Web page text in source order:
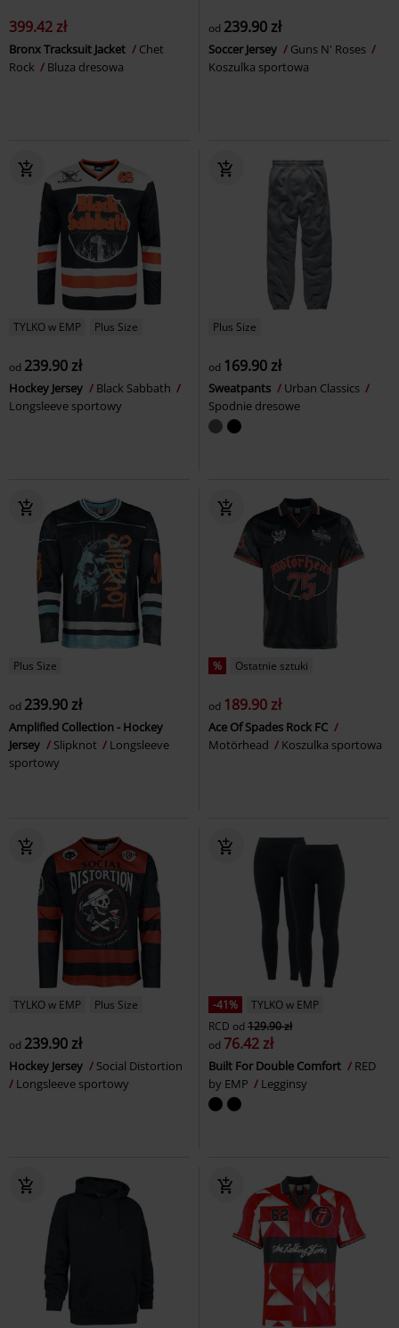
399.42 zł
Bronx Tracksuit Jacket
Chet
Rock
Bluza dresowa
od 239.90 zł
Soccer Jersey
Guns N' Roses
Koszulka sportowa
TYLKO w EMP Plus Size
od 239.90 zł
Hockey Jersey
Black Sabbath
Longsleeve sportowy
Plus Size
od 169.90 zł
Sweatpants
Urban Classics
Spodnie dresowe
Plus Size
od 239.90 zł
Amplified Collection - Hockey
Jersey
Slipknot
Longsleeve
sportowy
% Ostatnie sztuki
od 189.90 zł
Ace Of Spades Rock FC
Motörhead
Koszulka sportowa
TYLKO w EMP Plus Size
od 239.90 zł
Hockey Jersey
Social Distortion
Longsleeve sportowy
-41%
TYLKO w EMP
RCD od 129.90 zł
od 76.42 zł
Built For Double Comfort
RED
by EMP
Legginsy